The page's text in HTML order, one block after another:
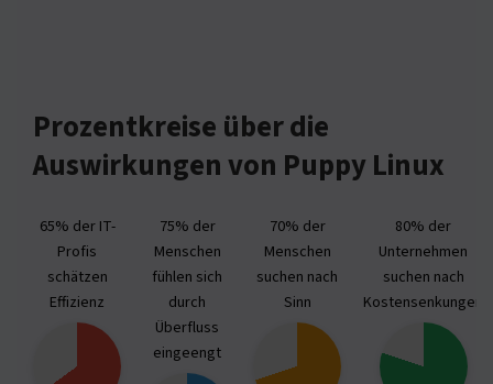
Prozentkreise über die
Auswirkungen von Puppy Linux
65% der IT-
Profis
schätzen
Effizienz
75% der
Menschen
fühlen sich
durch
Überfluss
eingeengt
70% der
Menschen
suchen nach
Sinn
80% der
Unternehmen
suchen nach
Kostensenkungen